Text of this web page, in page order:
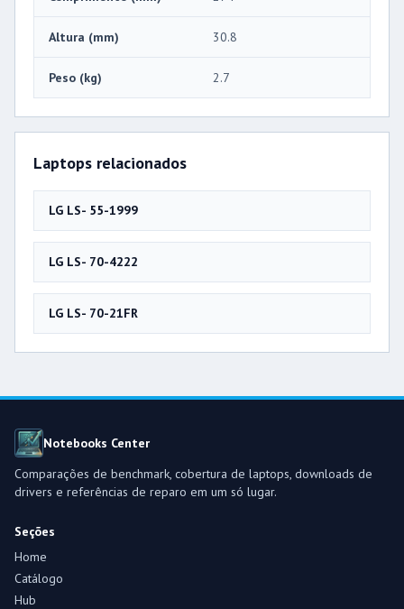
Altura (mm) 30.8
Peso (kg) 2.7
Laptops relacionados
LG LS- 55-1999
LG LS- 70-4222
LG LS- 70-21FR
Notebooks Center
Comparações de benchmark, cobertura de laptops, downloads de
drivers e referências de reparo em um só lugar.
Seções
Home
Catálogo
Hub